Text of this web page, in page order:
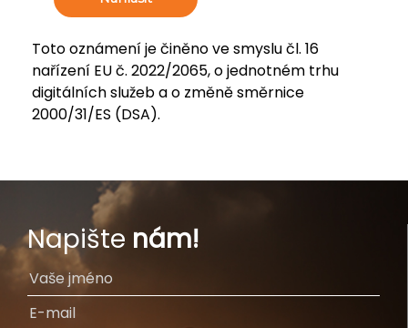
Toto oznámení je činěno ve smyslu čl. 16
nařízení EU č. 2022/2065, o jednotném trhu
digitálních služeb a o změně směrnice
2000/31/ES (DSA).
Napište nám!